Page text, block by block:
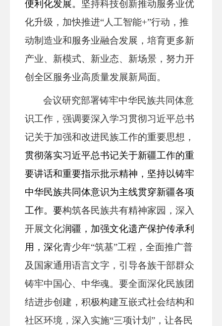
便利化发展。 坚持科技创新推动服务业优
化升级，加快推进“人工智能+”行动，推
动制造业和服务业融合发展，培育更多新
产业、新模式、新业态、新场景，努力开
创全区服务业高质量发展新局面。
会议研究部署铸牢中华民族共同体意
识工作，强调要深入学习贯彻习近平总书
记关于加强和改进民族工作的重要思想，
贯彻落实习近平总书记关于新疆工作的重
要讲话和重要指示批示精神 ， 坚持以铸牢
中华民族共同体意识为主线贯穿新疆各项
工作。要构筑各民族共有精神家园，深入
开展文化润疆， 加强文化遗产保护传承利
用，深化青少年“筑基”工程，全面推广普
及国家通用语言文字，引导各族干部群众
铸牢中国心、中华魂。要全面深化民族团
结进步创建，积极构建互嵌式社会结构和
社区环境，深入实施“三项计划”，让各民